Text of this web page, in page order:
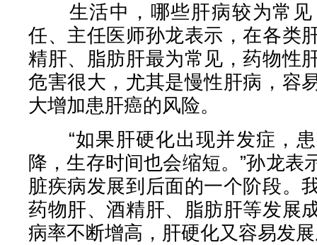
生活中，哪些肝病较为常见
任、主任医师孙龙表示，在各类
精肝、脂肪肝最为常见，药物性
危害很大，尤其是慢性肝病，容
大增加患肝癌的风险。
“如果肝硬化出现并发症，患
降，生存时间也会缩短。”孙龙表
脏疾病发展到后面的一个阶段。
药物肝、酒精肝、脂肪肝等发展
病率不断增高，肝硬化又容易发